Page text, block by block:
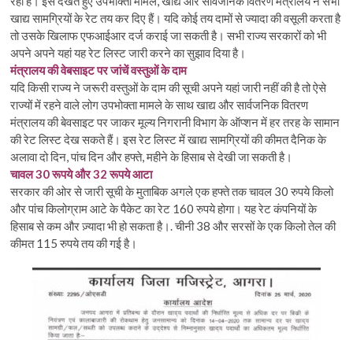
खाद्य सामग्रियों के रेट तय कर दिए हैं। यदि कोई तय दामों से ज्यादा की वसूली करता है
तो उसके खिलाफ एफआईआर दर्ज कराई जा सकती है। सभी राज्य सरकारों को भी
अपने अपने यहां यह रेट लिस्ट जारी करने का सुझाव दिया है।
मंत्रालय की वेबसाइट पर जांचें वस्तुओं के दाम
यदि किसी राज्य ने जरूरी वस्तुओं के दाम की सूची अपने यहां जारी नहीं की है तो ऐसे
राज्यों में रहने वाले लोग उपभोक्ता मामले के साथ खाद्य और सार्वजनिक वितरण
मंत्रालय की बेवसाइट पर जाकर मूल्य निगरानी विभाग के ऑप्शन में हर तरह के सामान
की रेट लिस्ट देख सकते हैं। इस रेट लिस्ट में खाद्य सामग्रियों की कीमत दैनिक के
अलावा दो दिन, पांच दिन और हफ्ते, महीने के हिसाब से देखी जा सकती है।
चावल 30 रूपये और 32 रूपये आटा
सरकार की ओर से जारी सूची के मुताबिक अगले एक हफ्ते तक चावल 30 रुपये किलो
और पांच किलोग्राम आटे के पैकेट का रेट 160 रुपये होगा। यह रेट कंपनियों के
हिसाब से कम और ज़्यादा भी हो सकता है।. चीनी 38 और सरसों के एक किलो तेल की
कीमत 115 रुपये तय की गई है।